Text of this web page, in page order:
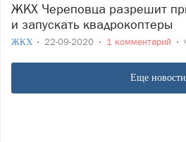
ЖКХ Череповца разрешит прыгать с парашютом
и запускать квадрокоптеры
ЖКХ 22-09-2020 1 комментарий
Еще новости